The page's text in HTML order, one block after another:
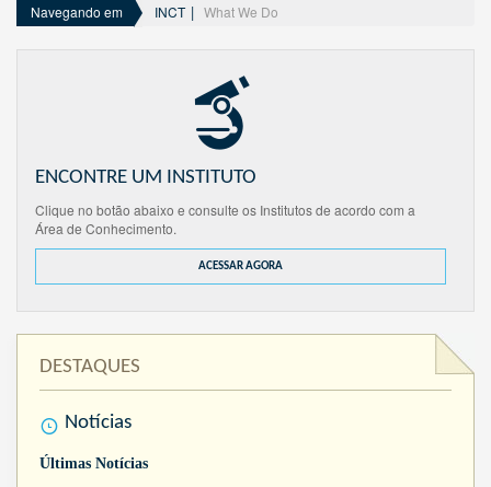
Navegando em INCT What We Do
ENCONTRE UM INSTITUTO
Clique no botão abaixo e consulte os Institutos de acordo com a
Área de Conhecimento.
ACESSAR AGORA
DESTAQUES
Notícias
Últimas Notícias